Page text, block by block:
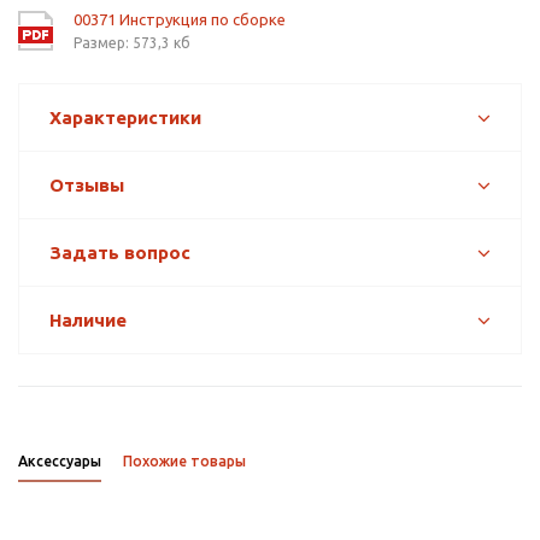
00371 Инструкция по сборке
Размер: 573,3 кб
Характеристики
Отзывы
Задать вопрос
Наличие
Аксессуары Похожие товары